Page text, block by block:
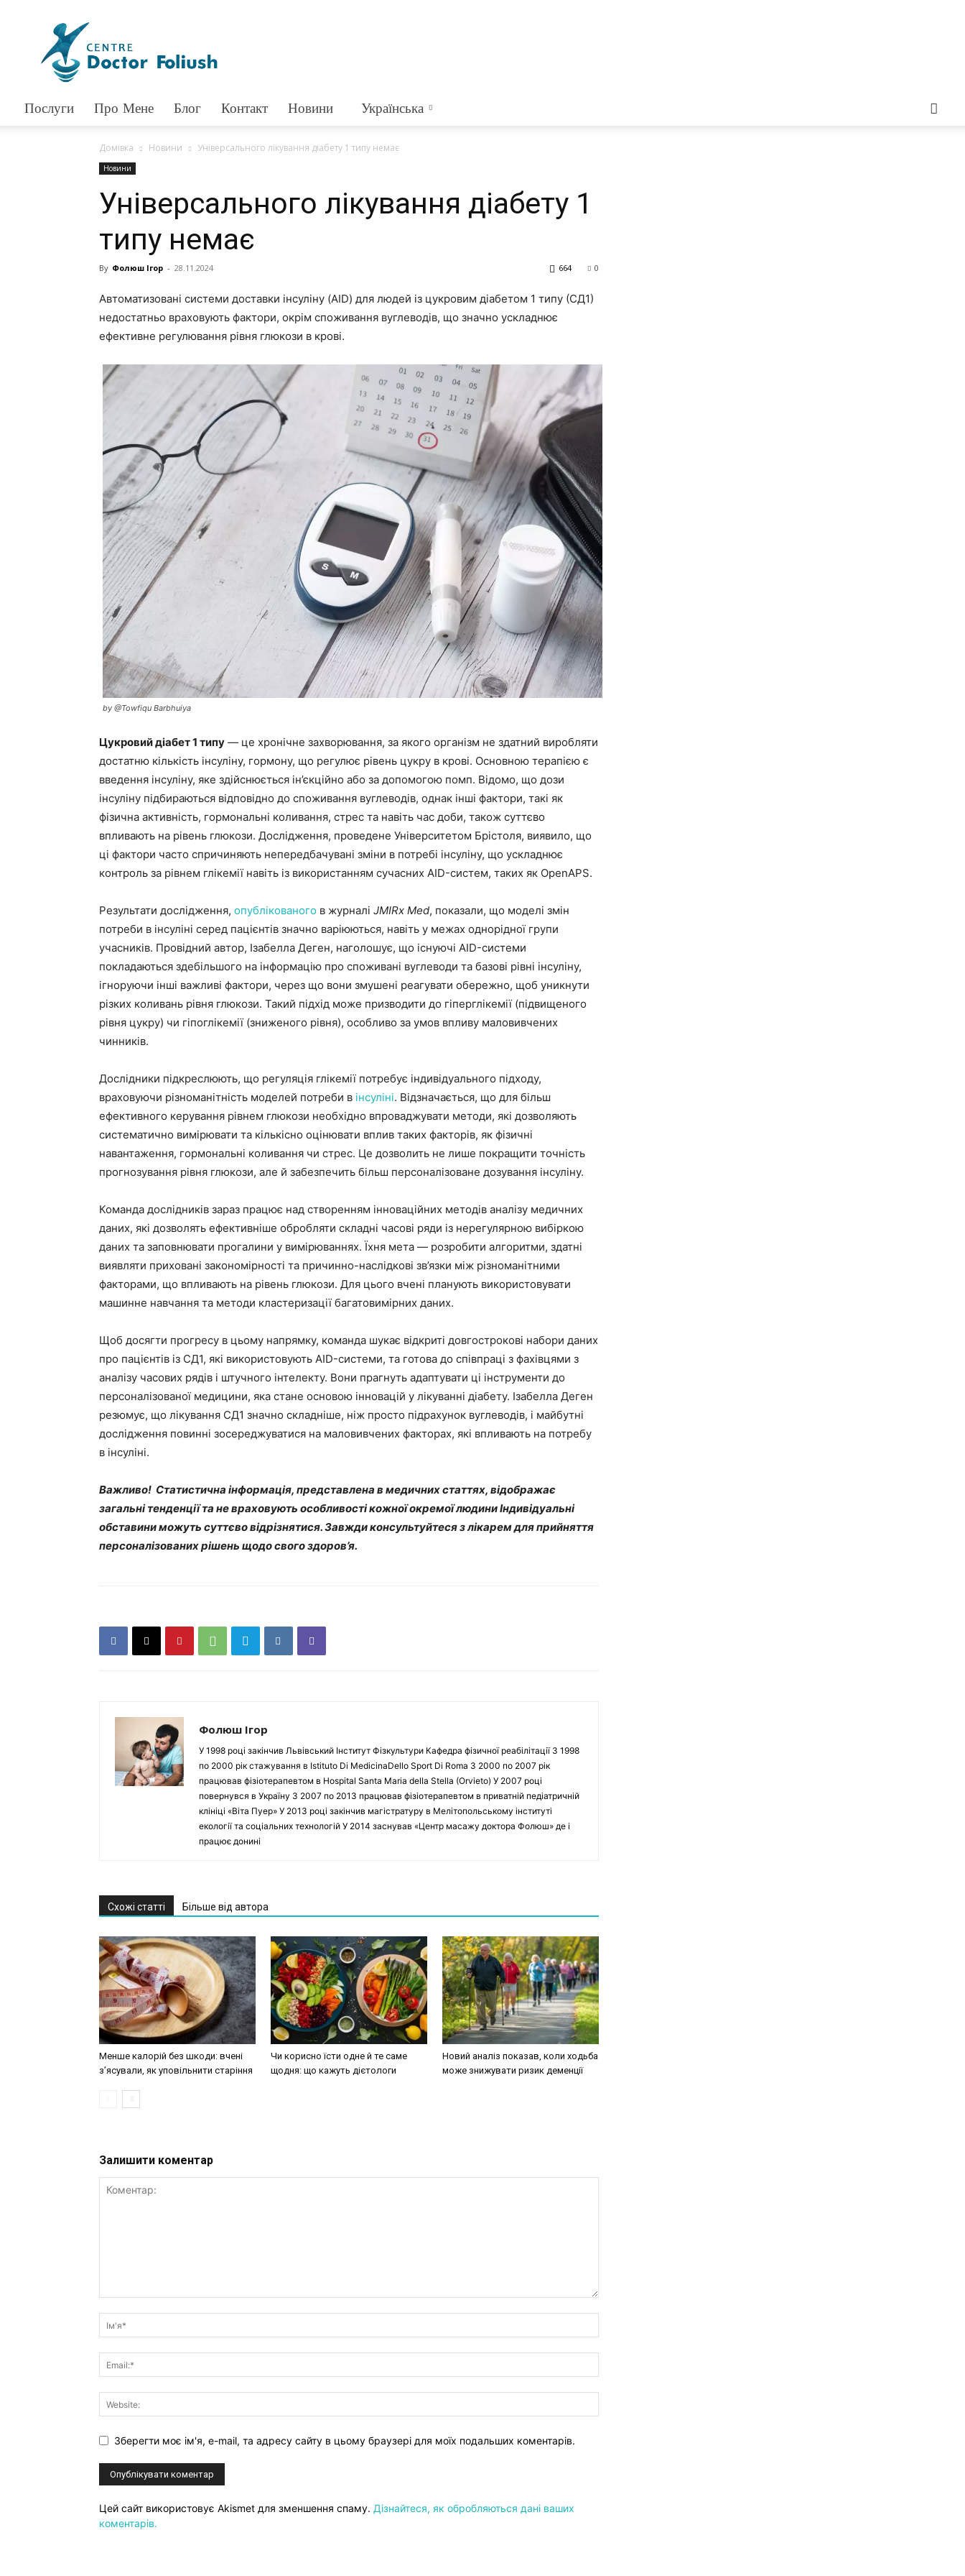
Послуги Про Мене Блог Контакт Новини Українська
Домівка Новини Універсального лікування діабету 1 типу немає
Новини
Універсального лікування діабету 1
типу немає
By Фолюш Ігор - 28.11.2024 0
664
Автоматизовані системи доставки інсуліну (AID) для людей із цукровим діабетом 1 типу (СД1)
недостатньо враховують фактори, окрім споживання вуглеводів, що значно ускладнює
ефективне регулювання рівня глюкози в крові.
by @Towfiqu Barbhuiya
Цукровий діабет 1 типу — це хронічне захворювання, за якого організм не здатний виробляти
достатню кількість інсуліну, гормону, що регулює рівень цукру в крові. Основною терапією є
введення інсуліну, яке здійснюється ін’єкційно або за допомогою помп. Відомо, що дози
інсуліну підбираються відповідно до споживання вуглеводів, однак інші фактори, такі як
фізична активність, гормональні коливання, стрес та навіть час доби, також суттєво
впливають на рівень глюкози. Дослідження, проведене Університетом Брістоля, виявило, що
ці фактори часто спричиняють непередбачувані зміни в потребі інсуліну, що ускладнює
контроль за рівнем глікемії навіть із використанням сучасних AID-систем, таких як OpenAPS.
Результати дослідження, опублікованого в журналі JMIRx Med, показали, що моделі змін
потреби в інсуліні серед пацієнтів значно варіюються, навіть у межах однорідної групи
учасників. Провідний автор, Ізабелла Деген, наголошує, що існуючі AID-системи
покладаються здебільшого на інформацію про споживані вуглеводи та базові рівні інсуліну,
ігноруючи інші важливі фактори, через що вони змушені реагувати обережно, щоб уникнути
різких коливань рівня глюкози. Такий підхід може призводити до гіперглікемії (підвищеного
рівня цукру) чи гіпоглікемії (зниженого рівня), особливо за умов впливу маловивчених
чинників.
Дослідники підкреслюють, що регуляція глікемії потребує індивідуального підходу,
враховуючи різноманітність моделей потреби в інсуліні. Відзначається, що для більш
ефективного керування рівнем глюкози необхідно впроваджувати методи, які дозволяють
систематично вимірювати та кількісно оцінювати вплив таких факторів, як фізичні
навантаження, гормональні коливання чи стрес. Це дозволить не лише покращити точність
прогнозування рівня глюкози, але й забезпечить більш персоналізоване дозування інсуліну.
Команда дослідників зараз працює над створенням інноваційних методів аналізу медичних
даних, які дозволять ефективніше обробляти складні часові ряди із нерегулярною вибіркою
даних та заповнювати прогалини у вимірюваннях. Їхня мета — розробити алгоритми, здатні
виявляти приховані закономірності та причинно-наслідкові зв’язки між різноманітними
факторами, що впливають на рівень глюкози. Для цього вчені планують використовувати
машинне навчання та методи кластеризації багатовимірних даних.
Щоб досягти прогресу в цьому напрямку, команда шукає відкриті довгострокові набори даних
про пацієнтів із СД1, які використовують AID-системи, та готова до співпраці з фахівцями з
аналізу часових рядів і штучного інтелекту. Вони прагнуть адаптувати ці інструменти до
персоналізованої медицини, яка стане основою інновацій у лікуванні діабету. Ізабелла Деген
резюмує, що лікування СД1 значно складніше, ніж просто підрахунок вуглеводів, і майбутні
дослідження повинні зосереджуватися на маловивчених факторах, які впливають на потребу
в інсуліні.
Важливо! Статистична інформація, представлена в медичних статтях, відображає
загальні тенденції та не враховують особливості кожної окремої людини Індивідуальні
обставини можуть суттєво відрізнятися. Завжди консультуйтеся з лікарем для прийняття
персоналізованих рішень щодо свого здоров’я.
Фолюш Ігор
У 1998 році закінчив Львівський Інститут Фізкультури Кафедра фізичної реабілітації З 1998
по 2000 рік стажування в Istituto Di MedicinaDello Sport Di Roma З 2000 по 2007 рік
працював фізіотерапевтом в Hospital Santa Maria della Stella (Orvieto) У 2007 році
повернувся в Україну З 2007 по 2013 працював фізіотерапевтом в приватній педіатричній
клініці «Віта Пуер» У 2013 році закінчив магістратуру в Мелітопольському інституті
екології та соціальних технологій У 2014 заснував «Центр масажу доктора Фолюш» де і
працює донині
Схожі статті Більше від автора
Менше калорій без шкоди: вчені
з’ясували, як уповільнити старіння
Чи корисно їсти одне й те саме
щодня: що кажуть дієтологи
Новий аналіз показав, коли ходьба
може знижувати ризик деменції
Залишити коментар
Зберегти моє ім'я, e-mail, та адресу сайту в цьому браузері для моїх подальших коментарів.
Цей сайт використовує Akismet для зменшення спаму. Дізнайтеся, як обробляються дані ваших
коментарів.